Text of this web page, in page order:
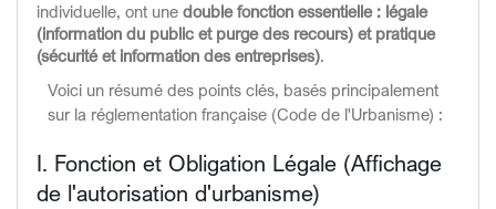
individuelle, ont une double fonction essentielle : légale
(information du public et purge des recours) et pratique
(sécurité et information des entreprises).
Voici un résumé des points clés, basés principalement
sur la réglementation française (Code de l'Urbanisme) :
I. Fonction et Obligation Légale (Affichage
de l'autorisation d'urbanisme)